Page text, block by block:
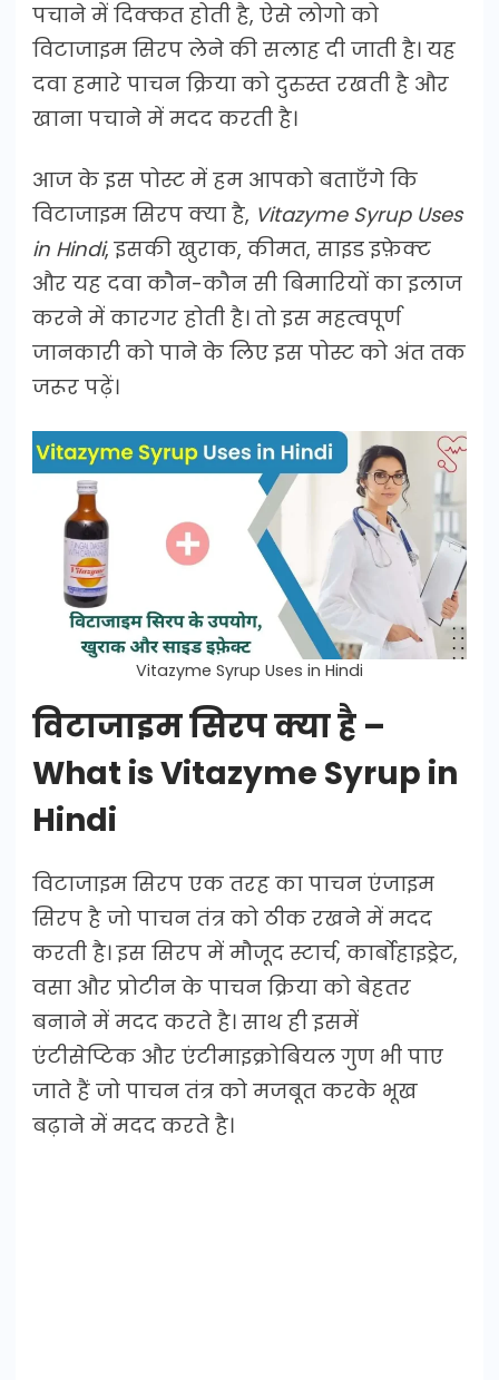
पचाने में दिक्कत होती है, ऐसे लोगो को
विटाजाइम सिरप लेने की सलाह दी जाती है। यह
दवा हमारे पाचन क्रिया को दुरुस्त रखती है और
खाना पचाने में मदद करती है।
आज के इस पोस्ट में हम आपको बताएँगे कि
विटाजाइम सिरप क्या है, Vitazyme Syrup Uses
in Hindi, इसकी खुराक, कीमत, साइड इफ़ेक्ट
और यह दवा कौन-कौन सी बिमारियों का इलाज
करने में कारगर होती है। तो इस महत्वपूर्ण
जानकारी को पाने के लिए इस पोस्ट को अंत तक
जरूर पढ़ें।
Vitazyme Syrup Uses in Hindi
विटाजाइम सिरप क्या है –
What is Vitazyme Syrup in
Hindi
विटाजाइम सिरप एक तरह का पाचन एंजाइम
सिरप है जो पाचन तंत्र को ठीक रखने में मदद
करती है। इस सिरप में मौजूद स्टार्च, कार्बोहाइड्रेट,
वसा और प्रोटीन के पाचन क्रिया को बेहतर
बनाने में मदद करते है। साथ ही इसमें
एंटीसेप्टिक और एंटीमाइक्रोबियल गुण भी पाए
जाते हैं जो पाचन तंत्र को मजबूत करके भूख
बढ़ाने में मदद करते है।